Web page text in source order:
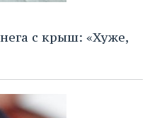
с крыш: «Хуже,